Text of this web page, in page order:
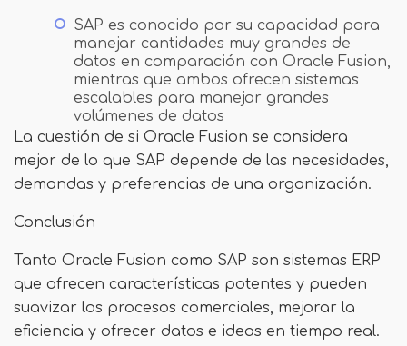
SAP es conocido por su capacidad para
manejar cantidades muy grandes de
datos en comparación con Oracle Fusion,
mientras que ambos ofrecen sistemas
escalables para manejar grandes
volúmenes de datos
La cuestión de si Oracle Fusion se considera
mejor de lo que SAP depende de las necesidades,
demandas y preferencias de una organización.
Conclusión
Tanto Oracle Fusion como SAP son sistemas ERP
que ofrecen características potentes y pueden
suavizar los procesos comerciales, mejorar la
eficiencia y ofrecer datos e ideas en tiempo real.